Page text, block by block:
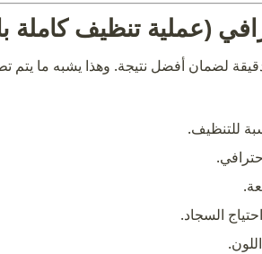
(عملية تنظيف كاملة
لضمان أفضل نتيجة. وهذا يشبه ما يتم
للتنظيف.
السجاد.